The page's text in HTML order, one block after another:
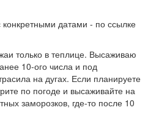
датами - по ссылке
только в теплице. Высаживаю
10-ого числа и под
на дугах. Если планируете
по погоде и высаживайте на
заморозков, где-то после 10